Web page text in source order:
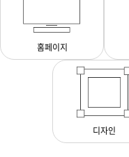
홈페이지
디자인